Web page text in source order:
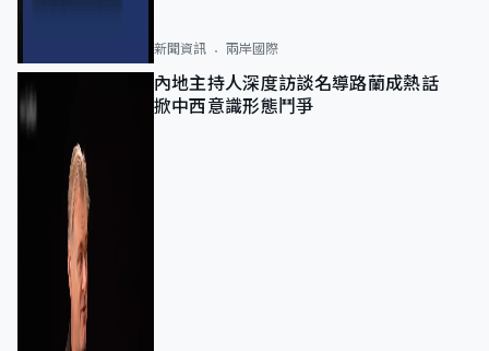
新聞資訊 兩岸國際
內地主持人深度訪談名導路蘭成熱話
掀中西意識形態鬥爭